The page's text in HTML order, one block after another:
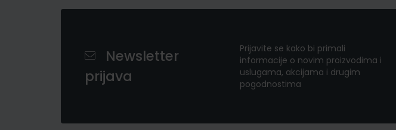
Newsletter
prijava
Prijavite se kako bi primali
informacije o novim proizvodima i
uslugama, akcijama i drugim
pogodnostima